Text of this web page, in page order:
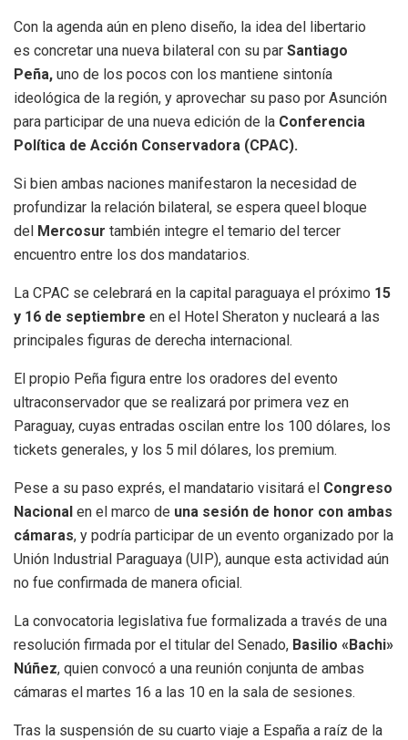
Con la agenda aún en pleno diseño, la idea del libertario
es concretar una nueva bilateral con su par Santiago
Peña, uno de los pocos con los mantiene sintonía
ideológica de la región, y aprovechar su paso por Asunción
para participar de una nueva edición de la Conferencia
Política de Acción Conservadora (CPAC).
Si bien ambas naciones manifestaron la necesidad de
profundizar la relación bilateral, se espera queel bloque
del Mercosur también integre el temario del tercer
encuentro entre los dos mandatarios.
La CPAC se celebrará en la capital paraguaya el próximo 15
y 16 de septiembre en el Hotel Sheraton y nucleará a las
principales figuras de derecha internacional.
El propio Peña figura entre los oradores del evento
ultraconservador que se realizará por primera vez en
Paraguay, cuyas entradas oscilan entre los 100 dólares, los
tickets generales, y los 5 mil dólares, los premium.
Pese a su paso exprés, el mandatario visitará el Congreso
Nacional en el marco de una sesión de honor con ambas
cámaras, y podría participar de un evento organizado por la
Unión Industrial Paraguaya (UIP), aunque esta actividad aún
no fue confirmada de manera oficial.
La convocatoria legislativa fue formalizada a través de una
resolución firmada por el titular del Senado, Basilio «Bachi»
Núñez, quien convocó a una reunión conjunta de ambas
cámaras el martes 16 a las 10 en la sala de sesiones.
Tras la suspensión de su cuarto viaje a España a raíz de la